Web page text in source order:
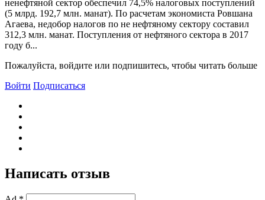
ненефтяной сектор обеспечил 74,5% налоговых поступлений
(5 млрд. 192,7 млн. манат). По расчетам экономиста Ровшана
Агаева, недобор налогов по не нефтяному сектору составил
312,3 млн. манат. Поступления от нефтяного сектора в 2017
году б...
Пожалуйста, войдите или подпишитесь, чтобы читать больше
Войти Подписаться
Написать отзыв